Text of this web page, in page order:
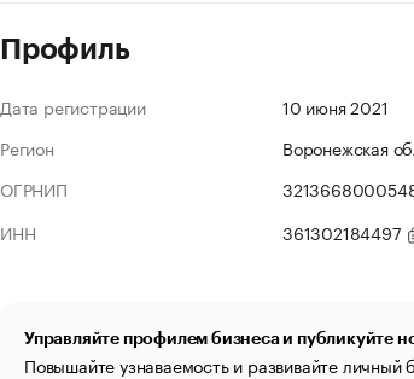
Профиль
Дата регистрации
10 июня 2021
Регион
Воронежская
ОГРНИП
ИНН
361302184497
Управляйте профилем бизнеса и публикуйте
Повышайте узнаваемость и развивайте личный